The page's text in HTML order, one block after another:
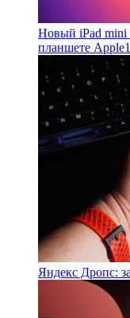
Новый iPad mini
планшете Apple
Яндекс Дропс: